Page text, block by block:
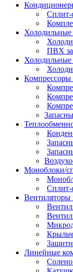
Сплит-
ПВХ
Компрессоры
Моноблоки/
Сплит-
Вентиляторы
Линейные